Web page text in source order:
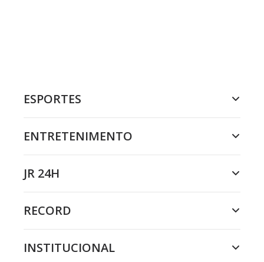
ESPORTES
ENTRETENIMENTO
JR 24H
RECORD
INSTITUCIONAL